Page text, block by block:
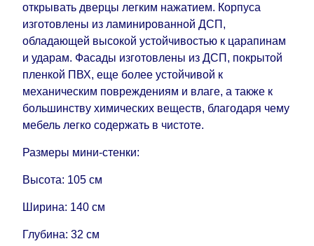
открывать дверцы легким нажатием. Корпуса
изготовлены из ламинированной ДСП,
обладающей высокой устойчивостью к царапинам
и ударам. Фасады изготовлены из ДСП, покрытой
пленкой ПВХ, еще более устойчивой к
механическим повреждениям и влаге, а также к
большинству химических веществ, благодаря чему
мебель легко содержать в чистоте.
Размеры мини-стенки:
Высота: 105 см
Ширина: 140 см
Глубина: 32 см